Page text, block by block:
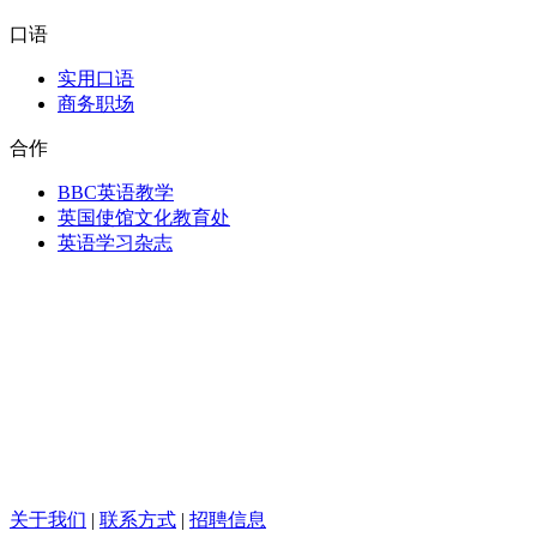
口语
实用口语
商务职场
合作
BBC英语教学
英国使馆文化教育处
英语学习杂志
关于我们 | 联系方式 | 招聘信息